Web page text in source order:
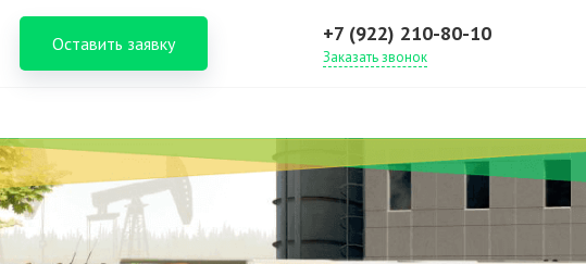
Оставить заявку +7 (922) 210-80-10
Заказать звонок